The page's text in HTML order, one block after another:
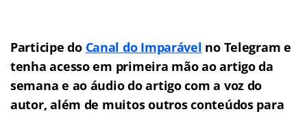
Participe do Canal do Imparável no Telegram e
tenha acesso em primeira mão ao artigo da
semana e ao áudio do artigo com a voz do
autor, além de muitos outros conteúdos para